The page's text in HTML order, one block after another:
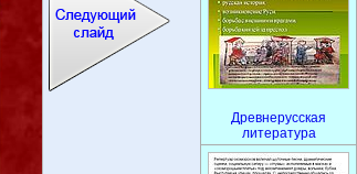
Древнерусская
литература